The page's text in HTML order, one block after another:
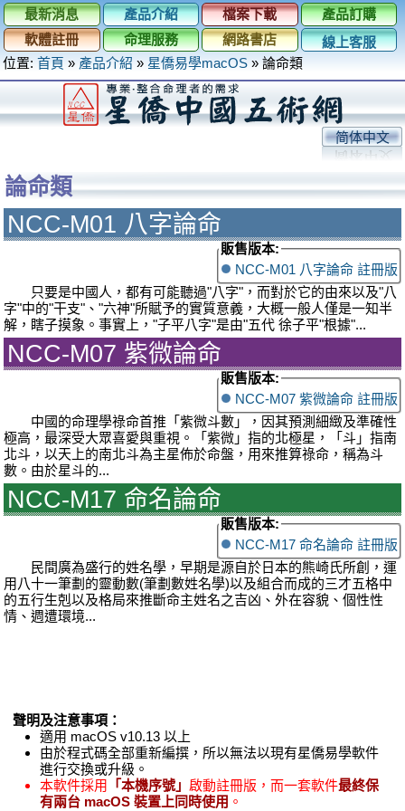
最新消息 產品介紹 檔案下載
產品訂購
軟體註冊
命理服務 網路書店
線上客服
位置: 首頁 » 產品介紹 » 星僑易學macOS » 論命類
简体中文
論命類
NCC-M01 八字論命
販售版本:
NCC-M01 八字論命 註冊版
只要是中國人，都有可能聽過"八字"，而對於它的由來以及"八
字"中的"干支"、"六神"所賦予的實質意義，大概一般人僅是一知半
解，瞎子摸象。事實上，"子平八字"是由"五代 徐子平"根據"...
NCC-M07 紫微論命
販售版本:
NCC-M07 紫微論命 註冊版
中國的命理學祿命首推「紫微斗數」，因其預測細緻及準確性
極高，最深受大眾喜愛與重視。「紫微」指的北極星，「斗」指南
北斗，以天上的南北斗為主星佈於命盤，用來推算祿命，稱為斗
數。由於星斗的...
NCC-M17 命名論命
販售版本:
NCC-M17 命名論命 註冊版
民間廣為盛行的姓名學，早期是源自於日本的熊崎氏所創，運
用八十一筆劃的靈動數(筆劃數姓名學)以及組合而成的三才五格中
的五行生剋以及格局來推斷命主姓名之吉凶、外在容貌、個性性
情、週遭環境...
聲明及注意事項：
適用 macOS v10.13 以上
由於程式碼全部重新編撰，所以無法以現有星僑易學軟件
進行交換或升級。
本軟件採用
「本機序號」 啟動註冊版，而一套軟件最終保
有兩台 macOS 裝置上同時使用 。